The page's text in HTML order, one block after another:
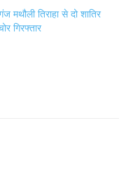
मथौली तिराहा से दो शातिर
गिरफ्तार